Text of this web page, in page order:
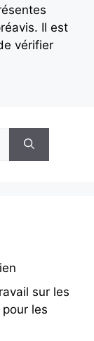
Il est
vérifier
sur les
les